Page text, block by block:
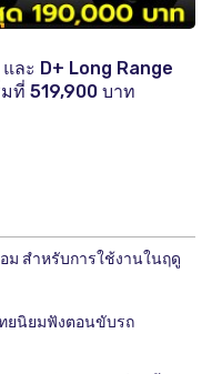
ละ D+ Long Range
ที่ 519,900 บาท
ม สำหรับการใช้งานในฤดู
ยนิยมฟังตอนขับรถ